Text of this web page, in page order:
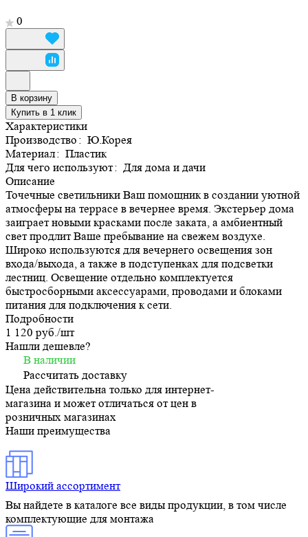
0
В корзину
Купить в 1 клик
Характеристики
Производство: Ю.Корея
Материал: Пластик
Для чего используют: Для дома и дачи
Описание
Точечные светильники Ваш помощник в создании уютной
атмосферы на террасе в вечернее время. Экстерьер дома
заиграет новыми красками после заката, а амбиентный
свет продлит Ваше пребывание на свежем воздухе.
Широко используются для вечернего освещения зон
входа/выхода, а также в подступенках для подсветки
лестниц. Освещение отдельно комплектуется
быстросборными аксессуарами, проводами и блоками
питания для подключения к сети.
Подробности
1 120 руб./шт
Нашли дешевле?
В наличии
Рассчитать доставку
Цена действительна только для интернет-
магазина и может отличаться от цен в
розничных магазинах
Наши преимущества
Широкий ассортимент
Вы найдете в каталоге все виды продукции, в том числе
комплектующие для монтажа